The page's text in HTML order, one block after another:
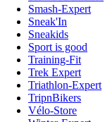
Smash-Expert
Sneak'In
Sneakids
Sport is good
Training-Fit
Trek Expert
Triathlon-Expert
TripnBikers
Vélo-Store